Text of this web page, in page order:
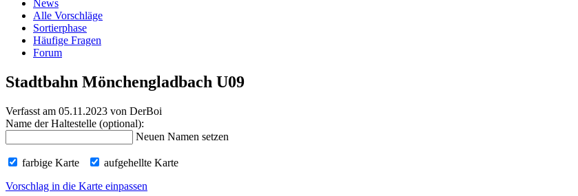
Zum
Inhalt
springen
News
Alle Vorschläge
Sortierphase
Häufige Fragen
Forum
Stadtbahn Mönchengladbach U09
Verfasst am 05.11.2023 von DerBoi
Name der Haltestelle (optional):
Neuen Namen setzen
farbige Karte
aufgehellte Karte
Vorschlag in die Karte einpassen